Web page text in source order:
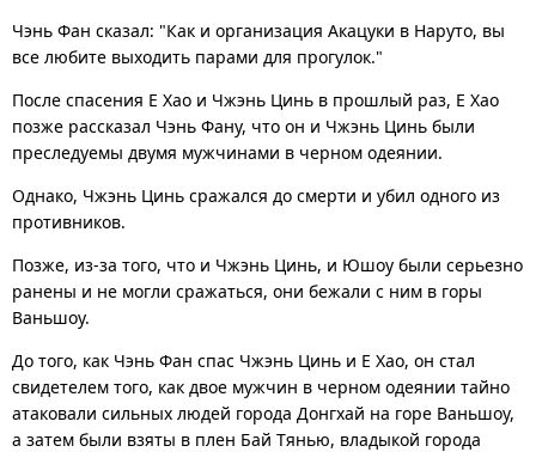
Чэнь Фан сказал: "Как и организация Акацуки в Наруто, вы
все любите выходить парами для прогулок."
После спасения Е Хао и Чжэнь Цинь в прошлый раз, Е Хао
позже рассказал Чэнь Фану, что он и Чжэнь Цинь были
преследуемы двумя мужчинами в черном одеянии.
Однако, Чжэнь Цинь сражался до смерти и убил одного из
противников.
Позже, из-за того, что и Чжэнь Цинь, и Юшоу были серьезно
ранены и не могли сражаться, они бежали с ним в горы
Ваньшоу.
До того, как Чэнь Фан спас Чжэнь Цинь и Е Хао, он стал
свидетелем того, как двое мужчин в черном одеянии тайно
атаковали сильных людей города Донгхай на горе Ваньшоу,
а затем были взяты в плен Бай Тянью, владыкой города